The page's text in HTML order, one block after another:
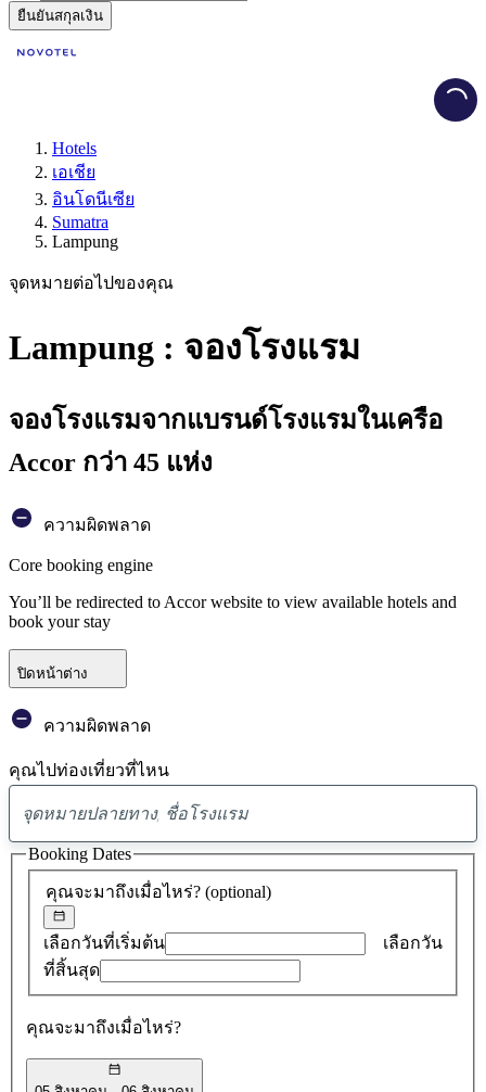
ยืนยันสกุลเงิน
Hotels
เอเชีย
อินโดนีเซีย
Sumatra
Lampung
จุดหมายต่อไปของคุณ
Lampung : จองโรงแรม
จองโรงแรมจากแบรนด์โรงแรมในเครือ
Accor กว่า 45 แห่ง
ความผิดพลาด
Core booking engine
You’ll be redirected to Accor website to view available hotels and
book your stay
ปิดหน้าต่าง
ความผิดพลาด
คุณไปท่องเที่ยวที่ไหน
พบ
ข้อ
เสนอ
0
คุณจะมาถึงเมื่อไหร่? (optional)
เลือกวันที่เริ่มต้น
เลือกวัน
ที่สิ้นสุด
คุณจะมาถึงเมื่อไหร่?
Booking Dates